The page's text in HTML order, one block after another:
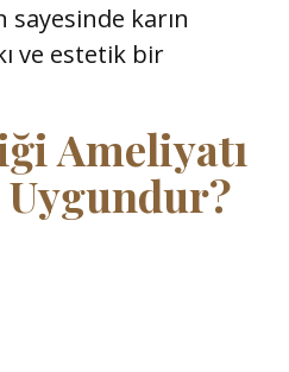
karın
ve estetik bir
Ameliyatı